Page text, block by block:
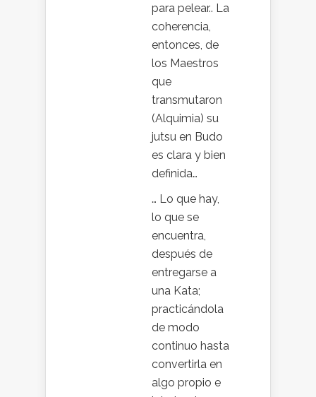
para pelear.. La
coherencia,
entonces, de
los Maestros
que
transmutaron
(Alquimia) su
jutsu en Budo
es clara y bien
definida…
… Lo que hay,
lo que se
encuentra,
después de
entregarse a
una Kata;
practicándola
de modo
continuo hasta
convertirla en
algo propio e